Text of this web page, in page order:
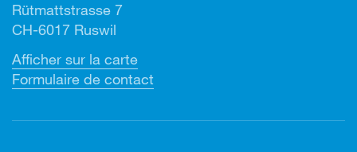
Rütmattstrasse 7
CH-6017 Ruswil
Afficher sur la carte
Formulaire de contact